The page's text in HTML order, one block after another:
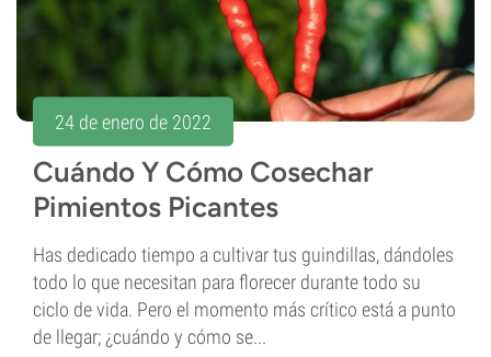
24 de enero de 2022
Cuándo Y Cómo Cosechar
Pimientos Picantes
Has dedicado tiempo a cultivar tus guindillas, dándoles
todo lo que necesitan para florecer durante todo su
ciclo de vida. Pero el momento más crítico está a punto
de llegar; ¿cuándo y cómo se...